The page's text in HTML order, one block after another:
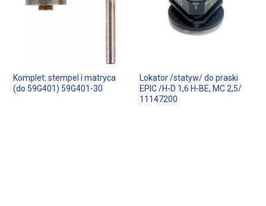
Komplet: stempel i matryca
(do 59G401) 59G401-30
Lokator /statyw/ do praski
EPIC /H-D 1,6 H-BE, MC 2,5/
11147200